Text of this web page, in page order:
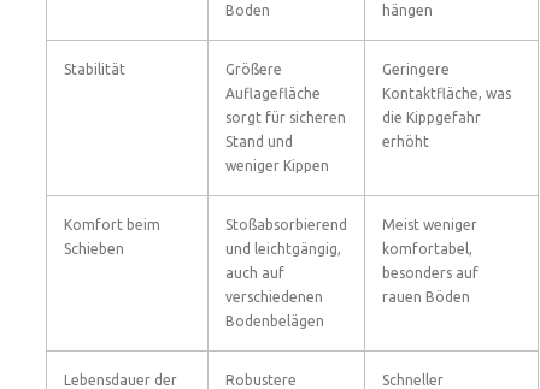
Boden
hängen
Stabilität
Größere
Auflagefläche
sorgt für sicheren
Stand und
weniger Kippen
Geringere
Kontaktfläche, was
die Kippgefahr
erhöht
Komfort beim
Schieben
Stoßabsorbierend
und leichtgängig,
auch auf
verschiedenen
Bodenbelägen
Meist weniger
komfortabel,
besonders auf
rauen Böden
Lebensdauer der
Robustere
Schneller